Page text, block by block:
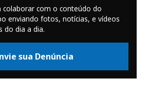
com o conteúdo do
enviando fotos, notícias, e vídeos
do dia a dia.
sua Denúncia